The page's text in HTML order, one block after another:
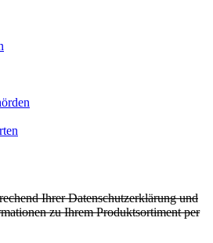
Ihrer Datenschutzerklärung und
zu Ihrem Produktsortiment per